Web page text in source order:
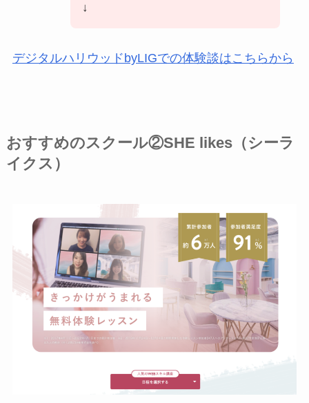
↓
デジタルハリウッドbyLIGでの体験談はこちらから
おすすめのスクール②SHE likes（シーラ
イクス）